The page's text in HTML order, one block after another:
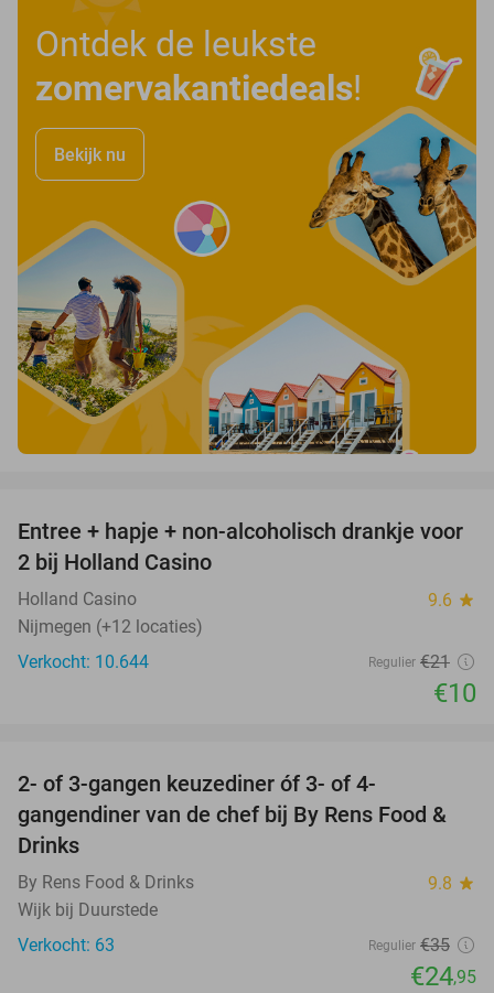
Ontdek de leukste
zomervakantiedeals!
Bekijk nu
52%
Entree + hapje + non-alcoholisch drankje voor
2 bij Holland Casino
Holland Casino 9.6 star
Nijmegen (+12 locaties)
Verkocht: 10.644
Regulier €21
€10
2- of 3-gangen keuzediner óf 3- of 4-
gangendiner van de chef bij By Rens Food &
Drinks
By Rens Food & Drinks 9.8 star
Wijk bij Duurstede
Verkocht: 63
Regulier €35
€24,95